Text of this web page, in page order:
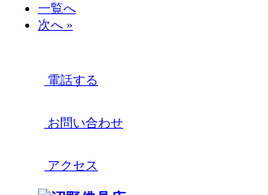
一覧へ
次へ »
電話する
お問い合わせ
アクセス